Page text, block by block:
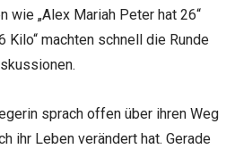
wie „Alex Mariah Peter hat 26“
Kilo“ machten schnell die Runde
sprach offen über ihren Weg
ihr Leben verändert hat. Gerade